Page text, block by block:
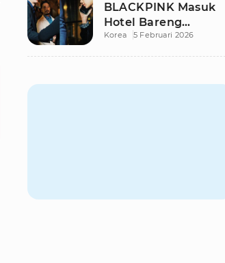
BLACKPINK Masuk
Hotel Bareng
Frederic Arnault Picu
Korea 5 Februari 2026